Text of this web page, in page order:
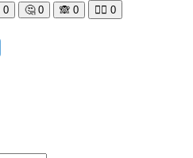
0 🤔 0 🙈 0 🧘‍♀️ 0